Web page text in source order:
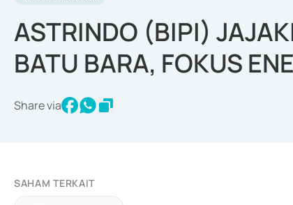
ASTRINDO (BIPI)
BATU BARA, FOKUS
Share via
SAHAM TERKAIT